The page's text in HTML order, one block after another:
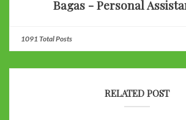
Bagas - Personal
1091 Total Posts
RELATED POST